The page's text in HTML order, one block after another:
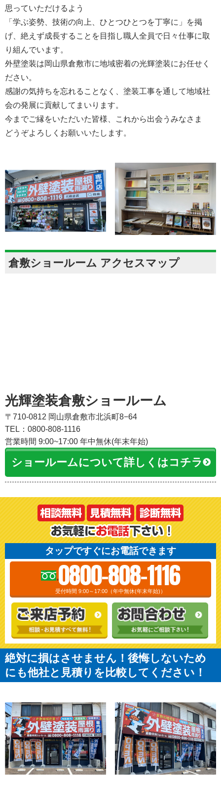
思っていただけるよう
「学ぶ姿勢、技術の向上、ひとつひとつを丁寧に」を掲
げ、絶えず成長することを目指し職人全員で日々仕事に取
り組んでいます。
外壁塗装は岡山県倉敷市に地域密着の光輝塗装にお任せく
ださい。
感謝の気持ちを忘れることなく、塗装工事を通して地域社
会の発展に貢献してまいります。
今までご縁をいただいた皆様、これから出会うみなさま
どうぞよろしくお願いいたします。
倉敷ショールーム アクセスマップ
光輝塗装倉敷ショールーム
〒710-0812 岡山県倉敷市北浜町8−64
TEL：0800-808-1116
営業時間 9:00~17:00 年中無休(年末年始)
ショールームについて詳しくはコチラ
タップですぐにお電話できます
0800-808-1116
受付時間 9:00～17:00（年中無休(年末年始)）
絶対に損はさせません！後悔しないため
にも他社と見積りを比較してください！